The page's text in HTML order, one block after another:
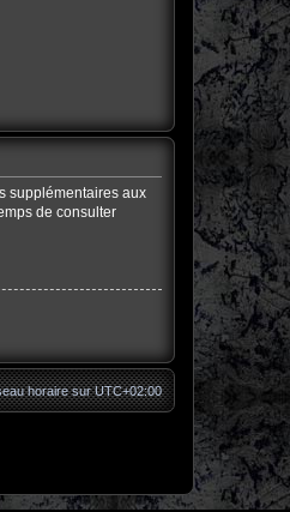
supplémentaires aux
de consulter
horaire surUTC+02:00